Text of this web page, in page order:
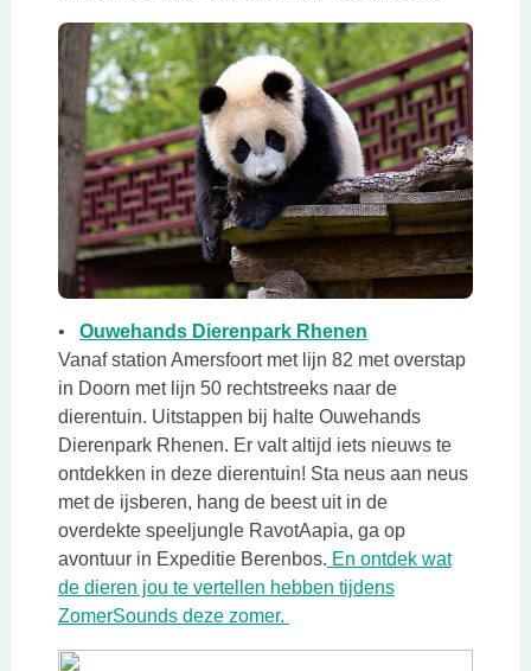
• Ouwehands Dierenpark RhenenDeze link opent
Vanaf station Amersfoort met lijn 82 met overstap
in Doorn met lijn 50 rechtstreeks naar de
dierentuin. Uitstappen bij halte Ouwehands
Dierenpark Rhenen. Er valt altijd iets nieuws te
ontdekken in deze dierentuin! Sta neus aan neus
met de ijsberen, hang de beest uit in de
overdekte speeljungle RavotAapia, ga op
avontuur in Expeditie Berenbos. En ontdek wat
de dieren jou te vertellen hebben tijdens
ZomerSounds deze zomer.